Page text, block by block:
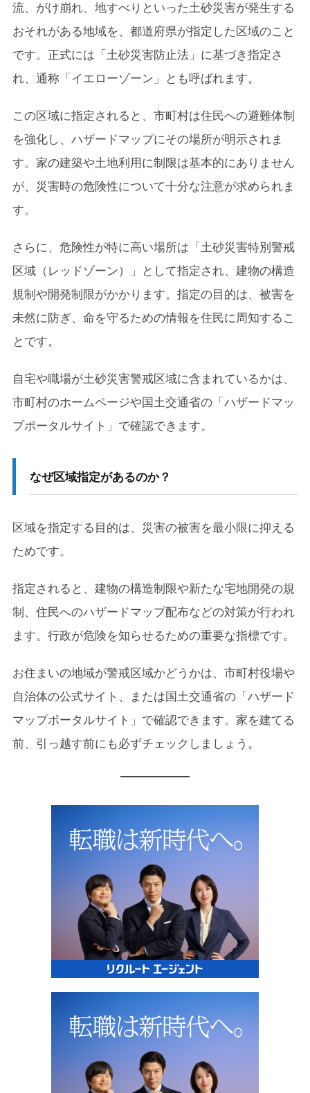
流、がけ崩れ、地すべりといった土砂災害が発生する
おそれがある地域を、都道府県が指定した区域のこと
です。正式には「土砂災害防止法」に基づき指定さ
れ、通称「イエローゾーン」とも呼ばれます。
この区域に指定されると、市町村は住民への避難体制
を強化し、ハザードマップにその場所が明示されま
す。家の建築や土地利用に制限は基本的にありません
が、災害時の危険性について十分な注意が求められま
す。
さらに、危険性が特に高い場所は「土砂災害特別警戒
区域（レッドゾーン）」として指定され、建物の構造
規制や開発制限がかかります。指定の目的は、被害を
未然に防ぎ、命を守るための情報を住民に周知するこ
とです。
自宅や職場が土砂災害警戒区域に含まれているかは、
市町村のホームページや国土交通省の「ハザードマッ
プポータルサイト」で確認できます。
なぜ区域指定があるのか？
区域を指定する目的は、災害の被害を最小限に抑える
ためです。
指定されると、建物の構造制限や新たな宅地開発の規
制、住民へのハザードマップ配布などの対策が行われ
ます。行政が危険を知らせるための重要な指標です。
お住まいの地域が警戒区域かどうかは、市町村役場や
自治体の公式サイト、または国土交通省の「ハザード
マップポータルサイト」で確認できます。家を建てる
前、引っ越す前にも必ずチェックしましょう。